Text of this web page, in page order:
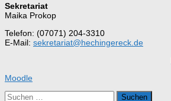
Sekretariat
Maika Prokop
Telefon: (07071) 204-3310
E-Mail: sekretariat@hechingereck.de
Moodle
Suchen